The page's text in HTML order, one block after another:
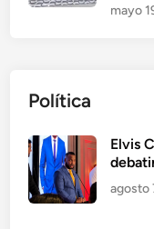
mayo
Política
Elvis
agosto